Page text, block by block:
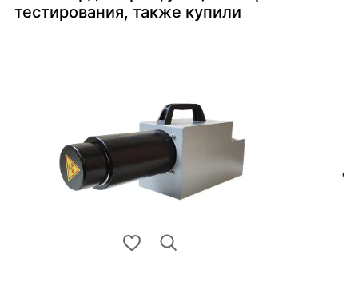
тестирования, также купили